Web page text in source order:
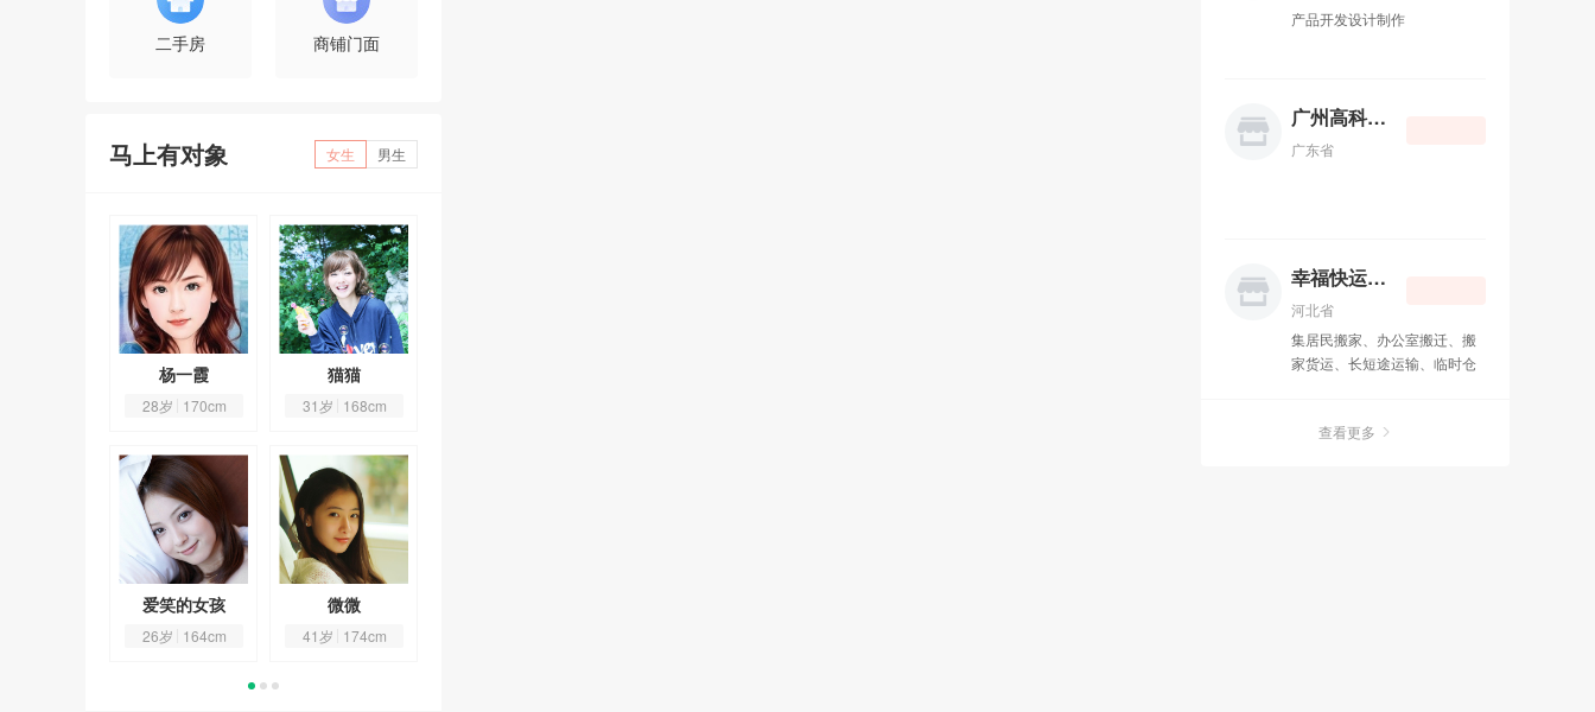
二手房 商铺门面
女生 男生
马上有对象
杨一霞
28岁 170cm
爱笑的女孩
26岁 164cm
猫猫
31岁 168cm
微微
41岁 174cm
产品开发设计制作
广州高科电子
广东省
幸福快运搬家公司
河北省
集居民搬家、办公室搬迁、搬
家货运、长短途运输、临时仓
备迁移、空调移机、服务器搬
查看更多